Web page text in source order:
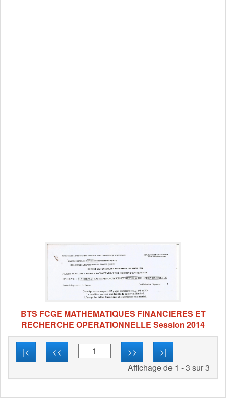
BTS FCGE MATHEMATIQUES FINANCIERES ET
RECHERCHE OPERATIONNELLE Session 2014
|< << >>
>|
Affichage de 1 - 3 sur 3